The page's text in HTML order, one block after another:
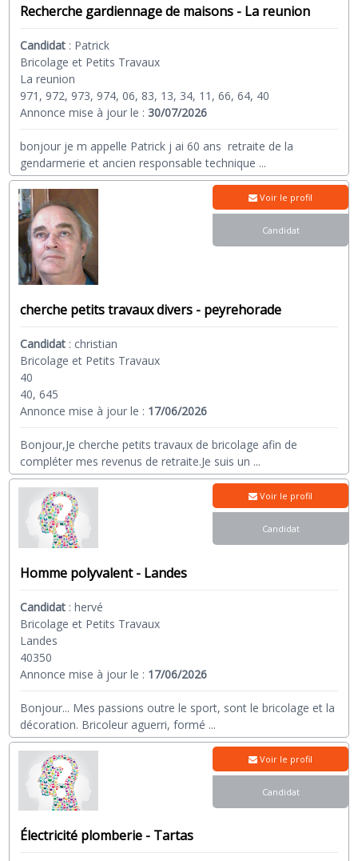
Recherche gardiennage de maisons - La reunion
Candidat : Patrick
Bricolage et Petits Travaux
La reunion
971, 972, 973, 974, 06, 83, 13, 34, 11, 66, 64, 40
Annonce mise à jour le :30/07/2026
bonjour je m appelle Patrick j ai 60 ans retraite de la
gendarmerie et ancien responsable technique ...
cherche petits travaux divers - peyrehorade
Candidat : christian
Bricolage et Petits Travaux
40
40, 645
Annonce mise à jour le : 17/06/2026
Bonjour,Je cherche petits travaux de bricolage afin de
compléter mes revenus de retraite.Je suis un ...
Voir le profil
Candidat
Homme polyvalent - Landes
Candidat :hervé
Bricolage et Petits Travaux
Landes
40350
Annonce mise à jour le : 17/06/2026
Bonjour... Mes passions outre le sport, sont le bricolage et la
décoration. Bricoleur aguerri, formé ...
Voir le profil
Candidat
Électricité plomberie - Tartas
Voir le profil
Candidat